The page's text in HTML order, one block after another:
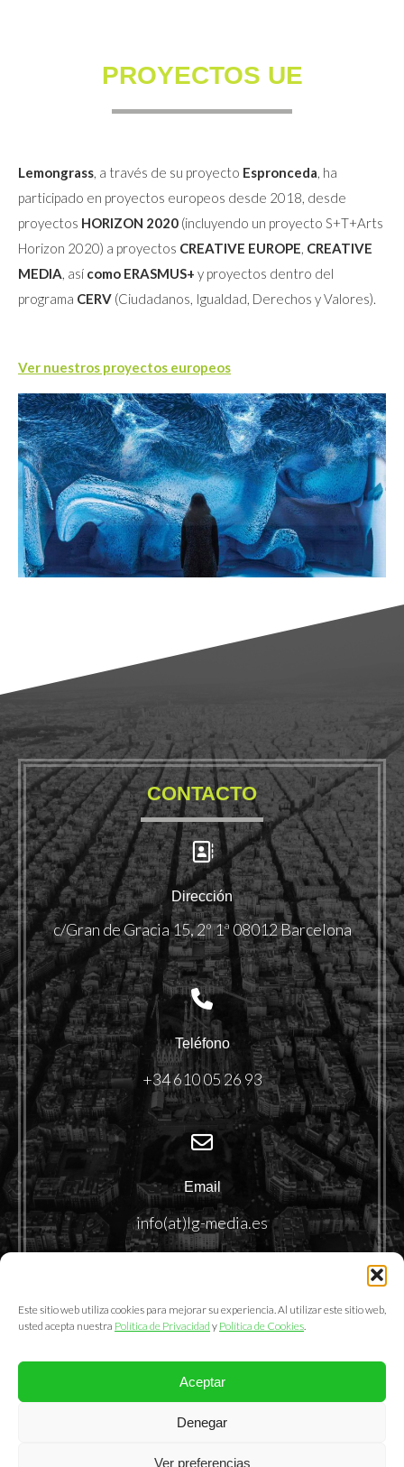
Este sitio web utiliza cookies para mejorar su experiencia. Al utilizar este sitio web,
usted acepta nuestra Política de Privacidad y Política de Cookies.
Aceptar
Denegar
Ver preferencias
PROYECTOS UE
Lemongrass, a través de su proyecto Espronceda, ha
participado en proyectos europeos desde 2018, desde
proyectos HORIZON 2020 (incluyendo un proyecto S+T+Arts
Horizon 2020) a proyectos CREATIVE EUROPE, CREATIVE
MEDIA, así como ERASMUS+ y proyectos dentro del
programa CERV (Ciudadanos, Igualdad, Derechos y Valores).
Ver nuestros proyectos europeos
CONTACTO
Dirección
c/Gran de Gracia 15, 2º 1ª 08012 Barcelona
Teléfono
+34 610 05 26 93
Email
info(at)lg-media.es
@2025. LemonGrass Communications S.L.